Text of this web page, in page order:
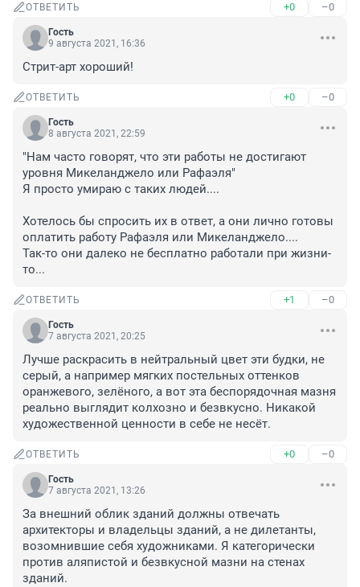
ОТВЕТИТЬ +0 –0
Гость
9 августа 2021, 16:36
Стрит-арт хороший!
ОТВЕТИТЬ +0 –0
Гость
8 августа 2021, 22:59
"Нам часто говорят, что эти работы не достигают
уровня Микеланджело или Рафаэля"
Я просто умираю с таких людей....
Хотелось бы спросить их в ответ, а они лично готовы
оплатить работу Рафаэля или Микеланджело....
Так-то они далеко не бесплатно работали при жизни-
то...
ОТВЕТИТЬ +1 –0
Гость
7 августа 2021, 20:25
Лучше раскрасить в нейтральный цвет эти будки, не
серый, а например мягких постельных оттенков
оранжевого, зелёного, а вот эта беспорядочная мазня
реально выглядит колхозно и безвкусно. Никакой
художественной ценности в себе не несёт.
ОТВЕТИТЬ +0 –0
Гость
7 августа 2021, 13:26
За внешний облик зданий должны отвечать
архитекторы и владельцы зданий, а не дилетанты,
возомнившие себя художниками. Я категорически
против аляпистой и безвкусной мазни на стенах
зданий.